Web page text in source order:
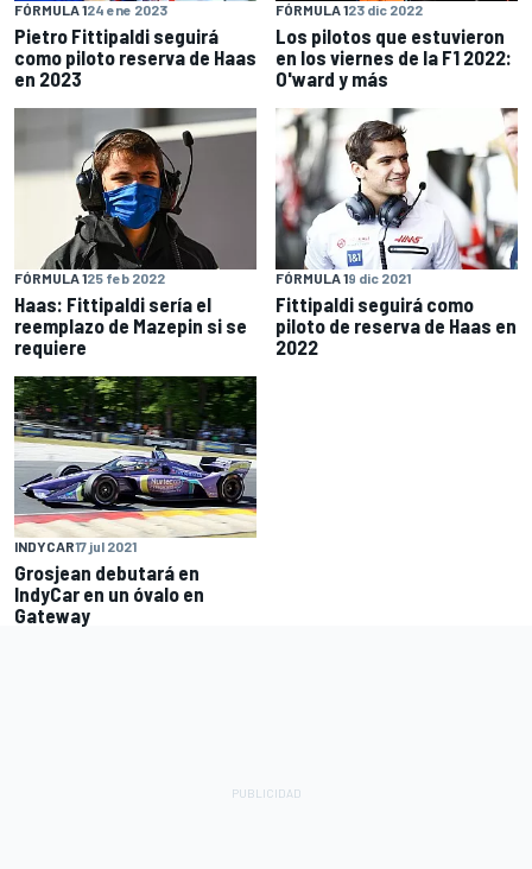
FÓRMULA 124 ene 2023
Pietro Fittipaldi seguirá
como piloto reserva de Haas
en 2023
FÓRMULA 123 dic 2022
Los pilotos que estuvieron
en los viernes de la F1 2022:
O'ward y más
FÓRMULA 125 feb 2022
Haas: Fittipaldi sería el
reemplazo de Mazepin si se
requiere
FÓRMULA 19 dic 2021
Fittipaldi seguirá como
piloto de reserva de Haas en
2022
INDYCAR17 jul 2021
Grosjean debutará en
IndyCar en un óvalo en
Gateway